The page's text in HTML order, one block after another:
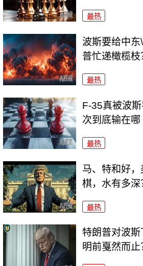
最热
波斯要给中
普忙递橄榄枝
最热
F-35真被波
次到底输在哪
最热
马、特和好
棋，水有多深
最热
特朗普对波
明前戛然而止